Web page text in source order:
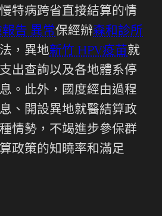
特病跨省直接結算的情
告 異常保經辦森和診所
，異地新竹 HPV疫苗就
出查詢以及各地體系停
。此外，國度經由過程
、開設異地就醫結算政
情勢，不竭進步參保群
政策的知曉率和滿足